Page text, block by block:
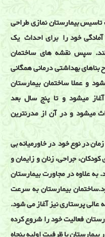
تاسیس بیمارستان نمازی طراحی
میلادی نمازی آمادگی خود را برای احداث یک
سپس نقشه های ساختمان
بهداشتی درمانی همگانی
و عملا ساختمان بیمارستان
۲۰۰تختخوابی نمازی از سال ۱۹۵۰ آغاز میشود و تا پنج سال بعد
میشود و در آن از مدرنترین
در نوع خود در خاورمیانه بی
جراحی، زنان و زایمان و
علاوه در مجاورت بیمارستان
بیمارستان به سرعت
پرستاری نیز آغاز می شود.
بیمارستان فعالیت خود را شروع کرده